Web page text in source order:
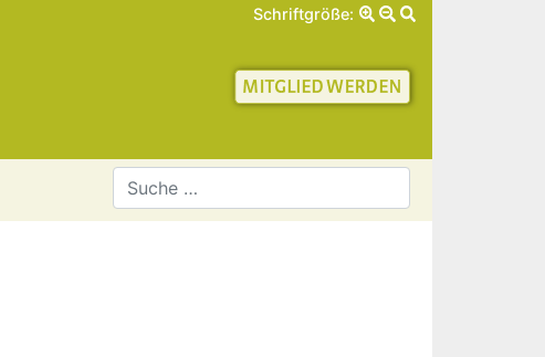
Schriftgröße:
für Geschichte